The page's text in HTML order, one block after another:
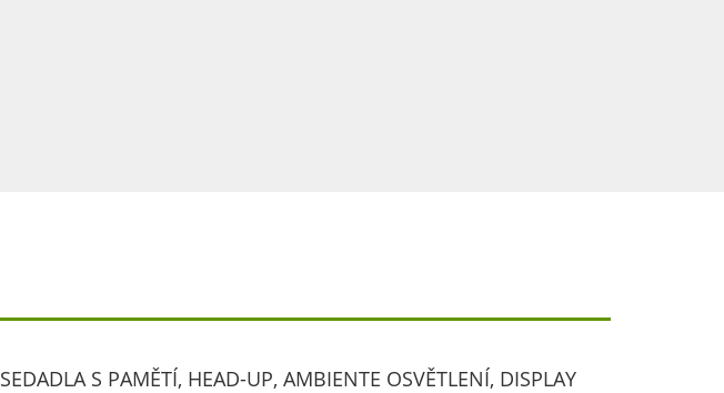
S PAMĚTÍ, HEAD-UP, AMBIENTE OSVĚTLENÍ, DISPLAY